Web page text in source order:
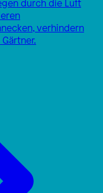
verhindern